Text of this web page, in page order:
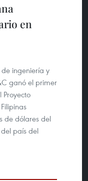
en
ingeniería y
ganó el primer
de dólares del
país del